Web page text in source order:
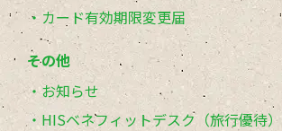
カード有効期限変更届
その他
お知らせ
HISベネフィットデスク（旅行優待）